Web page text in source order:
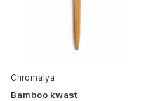
Chromalya
Bamboo kwast